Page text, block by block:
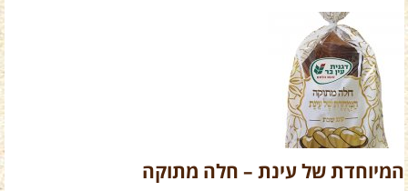
המיוחדת של עינת – חלה מתוקה